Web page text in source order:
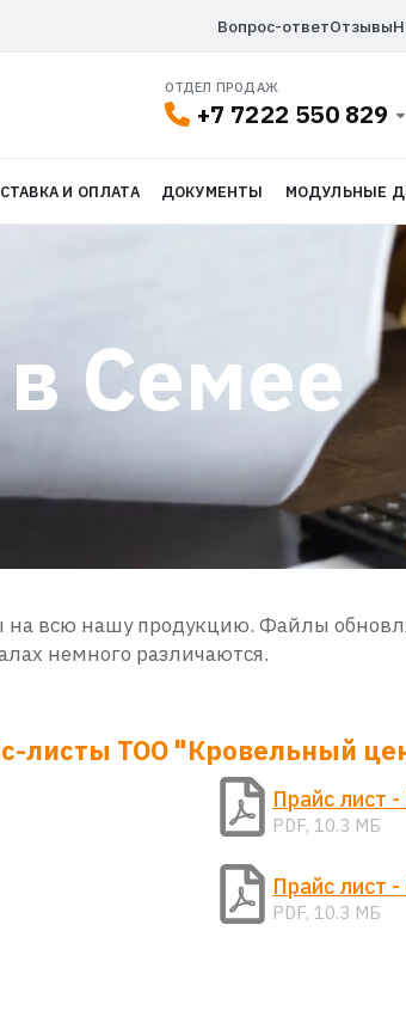
Вопрос-ответОтзывы
ОТДЕЛ ПРОДАЖ
+7 7222 550 829
И ОПЛАТА ДОКУМЕНТЫ МОДУЛЬНЫЕ
Семее
всю нашу продукцию. Файлы
немного различаются.
листы ТОО "Кровельный
Прайс лист
PDF, 10.3 МБ
Прайс лист
PDF, 10.3 МБ